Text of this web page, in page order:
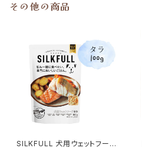
その他の商品
SILKFULL 犬用ウェットフード